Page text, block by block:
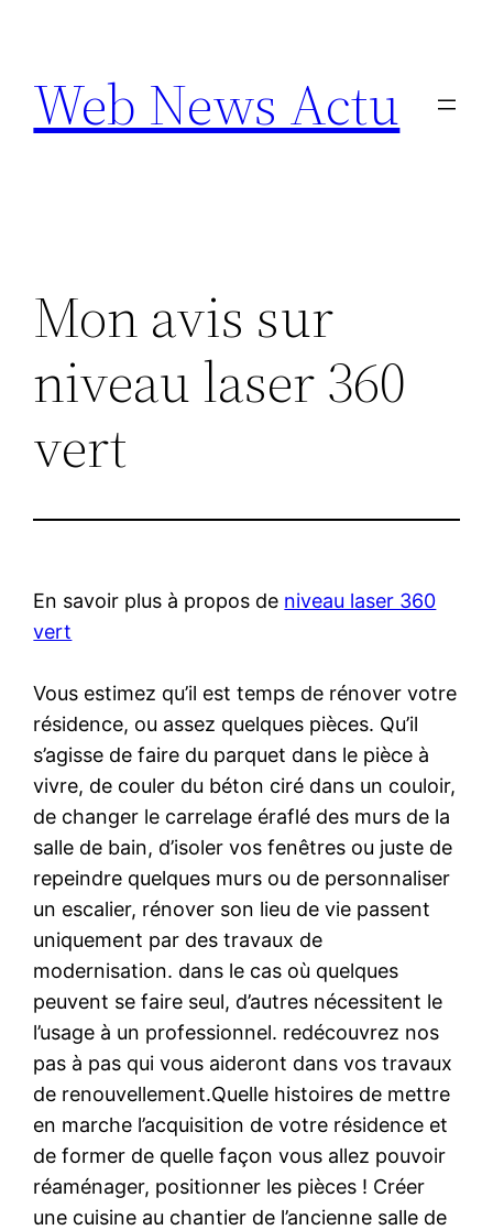
contenu
Web News Actu
Mon avis sur
niveau laser 360
vert
En savoir plus à propos de niveau laser 360
vert
Vous estimez qu’il est temps de rénover votre
résidence, ou assez quelques pièces. Qu’il
s’agisse de faire du parquet dans le pièce à
vivre, de couler du béton ciré dans un couloir,
de changer le carrelage éraflé des murs de la
salle de bain, d’isoler vos fenêtres ou juste de
repeindre quelques murs ou de personnaliser
un escalier, rénover son lieu de vie passent
uniquement par des travaux de
modernisation. dans le cas où quelques
peuvent se faire seul, d’autres nécessitent le
l’usage à un professionnel. redécouvrez nos
pas à pas qui vous aideront dans vos travaux
de renouvellement.Quelle histoires de mettre
en marche l’acquisition de votre résidence et
de former de quelle façon vous allez pouvoir
réaménager, positionner les pièces ! Créer
une cuisine au chantier de l’ancienne salle de